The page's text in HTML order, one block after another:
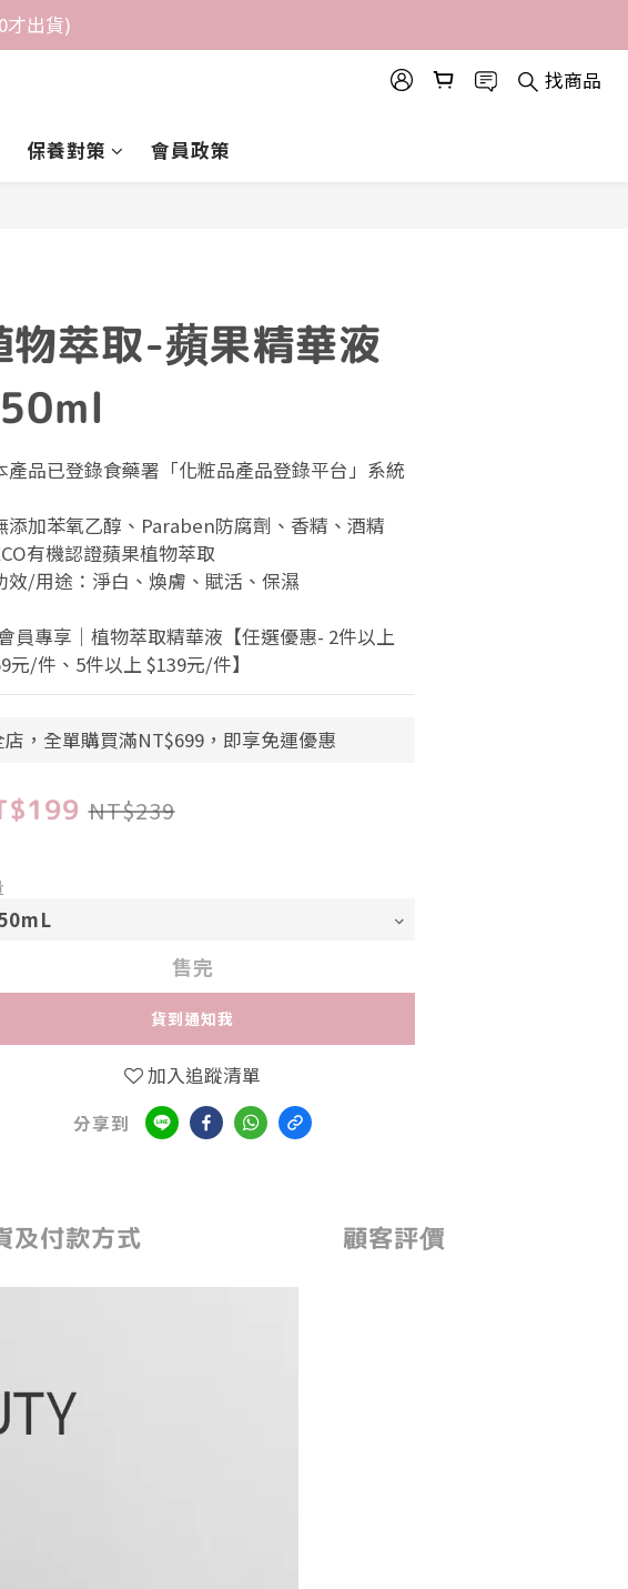
才出貨)
找商品
保養對策 會員政策
物萃取-蘋果精華液
產品已登錄食藥署「化粧品產品登錄平台」系統
加苯氧乙醇、Paraben防腐劑、香精、酒精
有機認證蘋果植物萃取
/用途：淨白、煥膚、賦活、保濕
員專享｜植物萃取精華液【任選優惠- 2件以上
元/件、5件以上 $139元/件】
店，全單購買滿NT$699，即享免運優惠
NT$239
售完
貨到通知我
加入追蹤清單
分享到
及付款方式 顧客評價